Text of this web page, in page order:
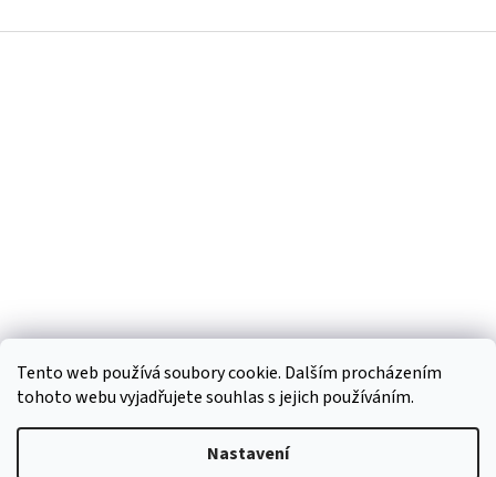
Tento web používá soubory cookie. Dalším procházením
tohoto webu vyjadřujete souhlas s jejich používáním.
Nastavení